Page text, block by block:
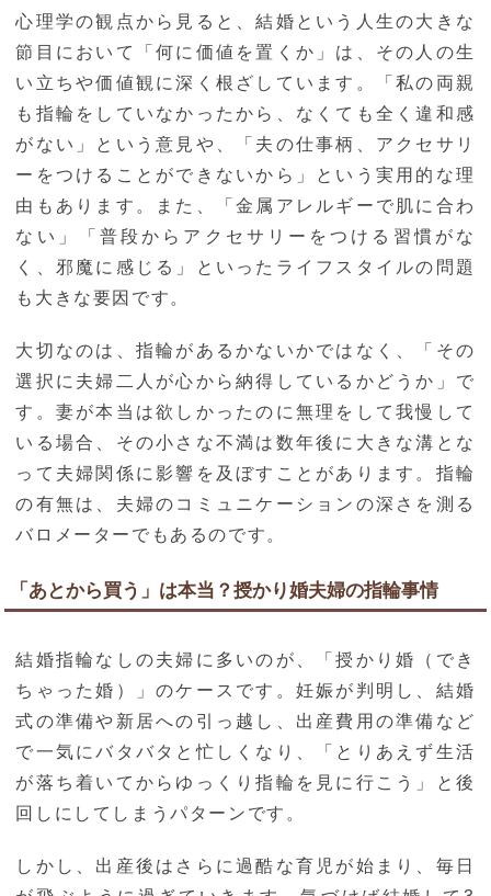
心理学の観点から見ると、結婚という人生の大きな
節目において「何に価値を置くか」は、その人の生
い立ちや価値観に深く根ざしています。「私の両親
も指輪をしていなかったから、なくても全く違和感
がない」という意見や、「夫の仕事柄、アクセサリ
ーをつけることができないから」という実用的な理
由もあります。また、「金属アレルギーで肌に合わ
ない」「普段からアクセサリーをつける習慣がな
く、邪魔に感じる」といったライフスタイルの問題
も大きな要因です。
大切なのは、指輪があるかないかではなく、「その
選択に夫婦二人が心から納得しているかどうか」で
す。妻が本当は欲しかったのに無理をして我慢して
いる場合、その小さな不満は数年後に大きな溝とな
って夫婦関係に影響を及ぼすことがあります。指輪
の有無は、夫婦のコミュニケーションの深さを測る
バロメーターでもあるのです。
「あとから買う」は本当？授かり婚夫婦の指輪事情
結婚指輪なしの夫婦に多いのが、「授かり婚（でき
ちゃった婚）」のケースです。妊娠が判明し、結婚
式の準備や新居への引っ越し、出産費用の準備など
で一気にバタバタと忙しくなり、「とりあえず生活
が落ち着いてからゆっくり指輪を見に行こう」と後
回しにしてしまうパターンです。
しかし、出産後はさらに過酷な育児が始まり、毎日